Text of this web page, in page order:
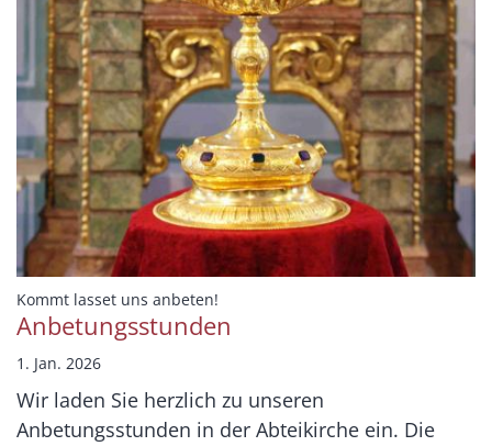
Kommt lasset uns anbeten!
Anbetungsstunden
1. Jan. 2026
Wir laden Sie herzlich zu unseren
Anbetungsstunden in der Abteikirche ein. Die